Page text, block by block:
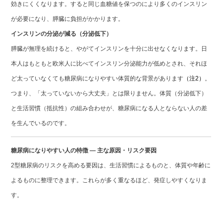
効きにくくなります。すると同じ血糖値を保つのにより多くのインスリン
が必要になり、膵臓に負担がかかります。
インスリンの分泌が減る（分泌低下）
膵臓が無理を続けると、やがてインスリンを十分に出せなくなります。日
本人はもともと欧米人に比べてインスリン分泌能力が低めとされ、それほ
ど太っていなくても糖尿病になりやすい体質的な背景があります （注2） 。
つまり、「太っていないから大丈夫」とは限りません。体質（分泌低下）
と生活習慣（抵抗性）の組み合わせが、糖尿病になる人とならない人の差
を生んでいるのです。
糖尿病になりやすい人の特徴 ― 主な原因・リスク要因
2型糖尿病のリスクを高める要因は、生活習慣によるものと、体質や年齢に
よるものに整理できます。これらが多く重なるほど、発症しやすくなりま
す。